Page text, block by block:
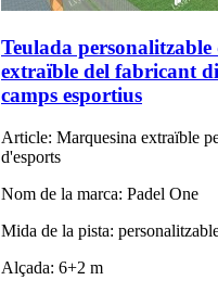
Teulada personalitzable
extraïble del fabricant
camps esportius
Article: Marquesina extraïble
d'esports
Nom de la marca: Padel One
Mida de la pista:
Alçada: 6+2 m